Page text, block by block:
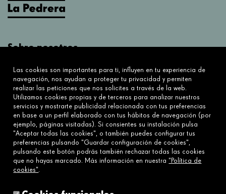
Sobre nosotros
Sobre nosotros
Conecta
Contáctanos
Preguntas frecuentes
Enlaces
Política de cookies
Las cookies son importantes para ti, influyen en tu experiencia de
navegación, nos ayudan a proteger tu privacidad y permiten
realizar las peticiones que nos solicites a través de la web.
Utilizamos cookies propias y de terceros para analizar nuestros
servicios y mostrarte publicidad relacionada con tus preferencias
en base a un perfil elaborado con tus hábitos de navegación (por
ejemplo, páginas visitadas). Si consientes su instalación pulsa
"Aceptar todas las cookies", o también puedes configurar tus
preferencias pulsando "Guardar configuración de cookies",
pulsando este botón podrás también rechazar todas las cookies
que no hayas marcado. Más información en nuestra "Política de
cookies".